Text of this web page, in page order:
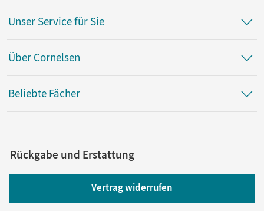
Unser Service für Sie
Über Cornelsen
Beliebte Fächer
Rückgabe und Erstattung
Vertrag widerrufen